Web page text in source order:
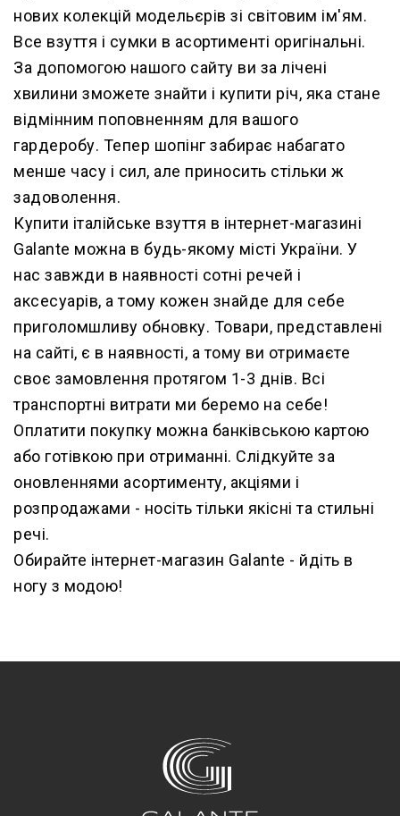
нових колекцій модельєрів зі світовим ім'ям.
Все взуття і сумки в асортименті оригінальні.
За допомогою нашого сайту ви за лічені
хвилини зможете знайти і купити річ, яка стане
відмінним поповненням для вашого
гардеробу. Тепер шопінг забирає набагато
менше часу і сил, але приносить стільки ж
задоволення.
Купити італійське взуття в інтернет-магазині
Galante можна в будь-якому місті України. У
нас завжди в наявності сотні речей і
аксесуарів, а тому кожен знайде для себе
приголомшливу обновку. Товари, представлені
на сайті, є в наявності, а тому ви отримаєте
своє замовлення протягом 1-3 днів. Всі
транспортні витрати ми беремо на себе!
Оплатити покупку можна банківською картою
або готівкою при отриманні. Слідкуйте за
оновленнями асортименту, акціями і
розпродажами - носіть тільки якісні та стильні
речі.
Обирайте інтернет-магазин Galante - йдіть в
ногу з модою!